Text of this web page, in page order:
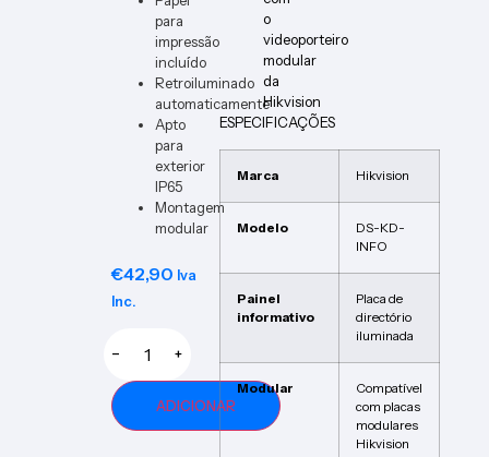
para
impressão
incluído
Retroiluminado
automaticamente
Apto
para
exterior
IP65
Montagem
modular
€42,90 Iva
Inc.
− +
ADICIONAR
o
videoporteiro
modular
da
Hikvision
ESPECIFICAÇÕES
Marca Hikvision
Modelo
DS-KD-
INFO
Painel
informativo
Placa de
directório
iluminada
Modular
Compatível
com placas
modulares
Hikvision